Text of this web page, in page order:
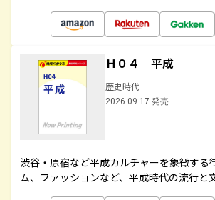
Ｈ０４ 平成
歴史時代
2026.09.17 発売
渋谷・原宿など平成カルチャーを象徴する
ム、ファッションなど、平成時代の流行と